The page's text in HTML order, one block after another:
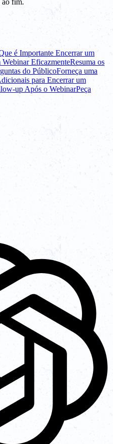
ao fim.
é Importante Encerrar um
Webinar EficazmenteResuma os
do PúblicoForneça uma
para Encerrar um
up Após o WebinarPeça